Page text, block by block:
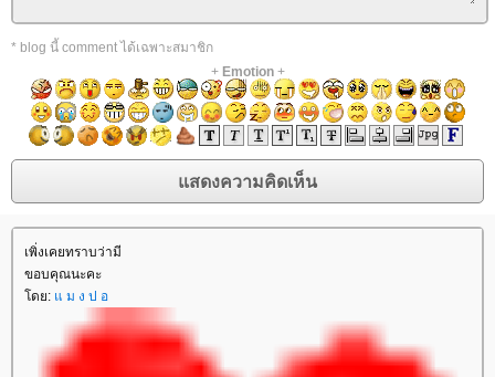
* blog นี้ comment ได้เฉพาะสมาชิก
+ Emotion+
เพิ่งเคยทราบว่ามี
ขอบคุณนะคะ
ดย: ม ง ป อ